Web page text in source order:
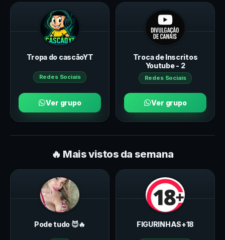
Tropa do cascãoYT
Redes Sociais
Ver grupo
Troca de Inscritos
Youtube - 2
Redes Sociais
Ver grupo
🔥 Mais vistos da semana
Pode tudo 😈🔥 FIGURINHAS+18